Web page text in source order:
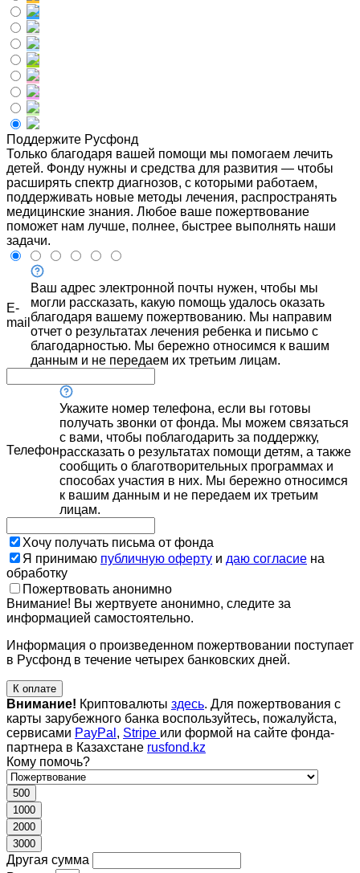
Поддержите Русфонд
Только благодаря вашей помощи мы помогаем лечить
детей. Фонду нужны и средства для развития — чтобы
расширять спектр диагнозов, с которыми работаем,
поддерживать новые методы лечения, распространять
медицинские знания. Любое ваше пожертвование
поможет нам лучше, полнее, быстрее выполнять наши
задачи.
E-
mail
Ваш адрес электронной почты нужен, чтобы мы
могли рассказать, какую помощь удалось оказать
благодаря вашему пожертвованию. Мы направим
отчет о результатах лечения ребенка и письмо с
благодарностью. Мы бережно относимся к вашим
данным и не передаем их третьим лицам.
Телефон
Укажите номер телефона, если вы готовы
получать звонки от фонда. Мы можем связаться
с вами, чтобы поблагодарить за поддержку,
рассказать о результатах помощи детям, а также
сообщить о благотворительных программах и
способах участия в них. Мы бережно относимся
к вашим данным и не передаем их третьим
лицам.
Хочу получать письма от фонда
Я принимаю публичную оферту и даю согласие на
обработку
Пожертвовать анонимно
Внимание! Вы жертвуете анонимно, следите за
информацией самостоятельно.
Информация о произведенном пожертвовании поступает
в Русфонд в течение четырех банковских дней.
К оплате
Внимание! Криптовалюты здесь. Для пожертвования с
карты зарубежного банка воспользуйтесь, пожалуйста,
сервисами PayPal , Stripe или формой на сайте фонда-
партнера в Казахстане rusfond.kz
Кому помочь?
500
1000
2000
3000
Другая сумма